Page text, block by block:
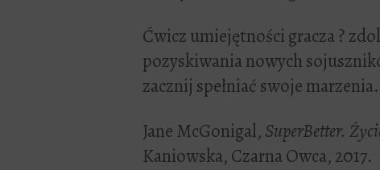
Ćwicz umiejętności gracza ­?
pozyskiwania nowych
zacznij spełniać swoje marzenia.
Jane McGonigal,SuperBetter.
Kaniowska, Czarna Owca, 2017.